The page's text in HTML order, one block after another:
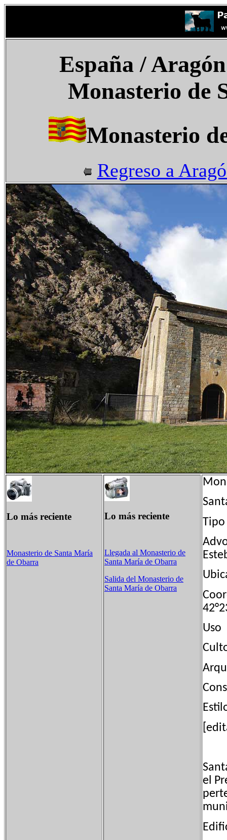
España /
Monasterio de
Monasterio
Regreso a
Lo más reciente
Monasterio de Santa María
de Obarra
Lo más reciente
Llegada al Monasterio de
Santa María de Obarra
Salida del Monasterio de
Santa María de Obarra
Uso
el